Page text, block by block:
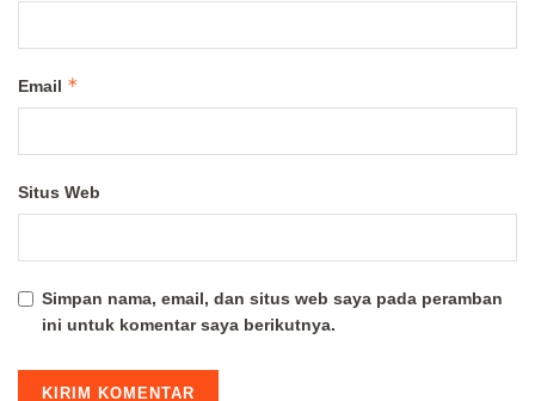
Email *
Situs Web
Simpan nama, email, dan situs web saya pada peramban
ini untuk komentar saya berikutnya.